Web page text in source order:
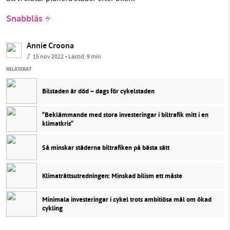
Snabbläs
Annie Croona
15 nov 2022• Lästid:9 min
RELATERAT
Bilstaden är död – dags för cykelstaden
”Beklämmande med stora investeringar i biltrafik mitt i en
klimatkris”
Så minskar städerna biltrafiken på bästa sätt
Klimaträttsutredningen: Minskad bilism ett måste
Minimala investeringar i cykel trots ambitiösa mål om ökad
cykling